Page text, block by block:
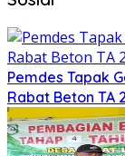
Pemdes Tapak
Rabat Beton TA